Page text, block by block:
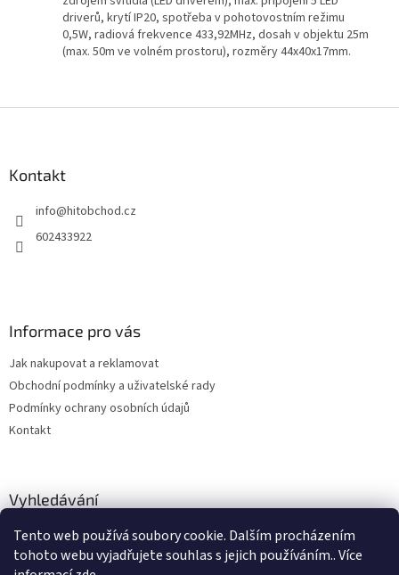
Tento web používá soubory cookie. Dalším procházením
tohoto webu vyjadřujete souhlas s jejich používáním.. Více
driverů, krytí IP20, spotřeba v pohotovostním režimu
0,5W, radiová frekvence 433,92MHz, dosah v objektu 25m
(max. 50m ve volném prostoru), rozměry 44x40x17mm.
Kontakt
info@hitobchod.cz
602433922
Informace pro vás
Jak nakupovat a reklamovat
Obchodní podmínky a uživatelské rady
Podmínky ochrany osobních údajů
Kontakt
Vyhledávání
HLEDAT